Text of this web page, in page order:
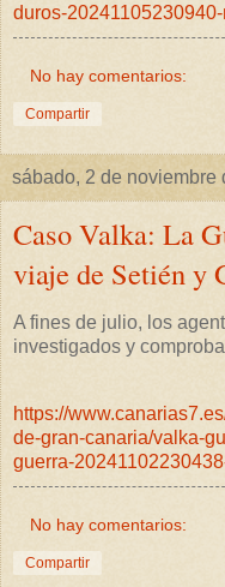
duros-
No hay comentarios:
Compartir
sábado, 2 de noviembre
Caso Valka: La
viaje de Setién y
A fines de julio, los
investigados y
https://
de-gran-canaria/valka-
guerra-
No hay comentarios:
Compartir